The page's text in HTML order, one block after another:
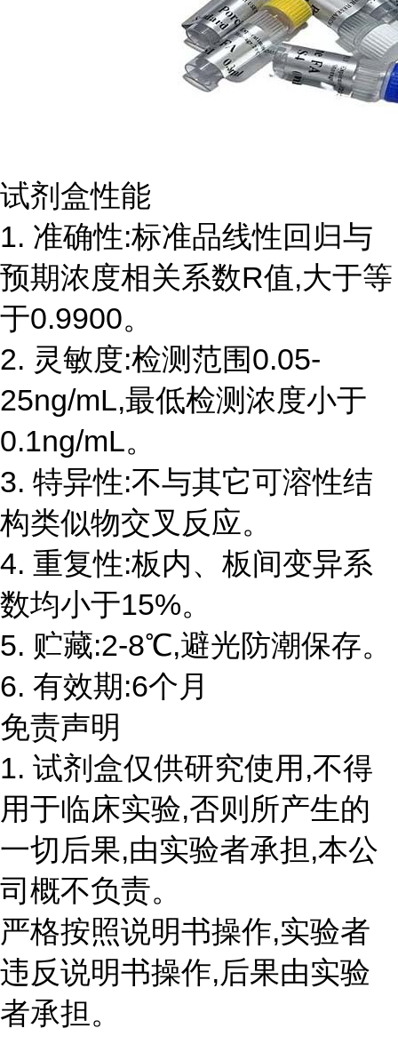
试剂盒性能
1. 准确性:标准品线性回归与
预期浓度相关系数R值,大于等
于0.9900。
2. 灵敏度:检测范围0.05-
25ng/mL,最低检测浓度小于
0.1ng/mL。
3. 特异性:不与其它可溶性结
构类似物交叉反应。
4. 重复性:板内、板间变异系
数均小于15%。
5. 贮藏:2-8℃,避光防潮保存。
6. 有效期:6个月
免责声明
1. 试剂盒仅供研究使用,不得
用于临床实验,否则所产生的
一切后果,由实验者承担,本公
司概不负责。
严格按照说明书操作,实验者
违反说明书操作,后果由实验
者承担。